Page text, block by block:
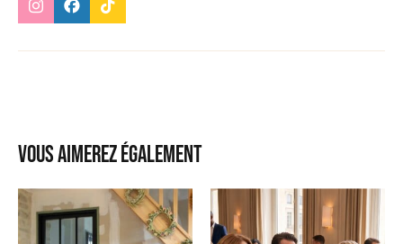
Vous aimerez également